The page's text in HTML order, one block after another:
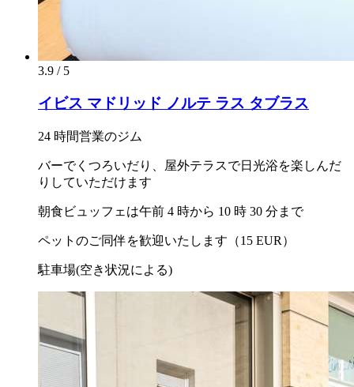
3.9 / 5
イビス マドリッド ノルテ ラス タブラス
24 時間営業のジム
バーでくつろいだり、屋外テラスで日光浴を楽しんだ
りしていただけます
朝食ビュッフェは午前 4 時から 10 時 30 分まで
ペットのご同伴を歓迎いたします（15 EUR）
駐車場(空き状況による)